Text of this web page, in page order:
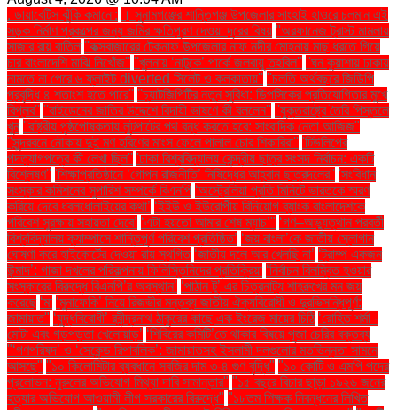
. ডায়াবেটিস ঝুঁকি কমানো:
। সুনামগঞ্জের শান্তিগঞ্জ উপজেলার সাংহাই হাওরে চলমান এই
সড়ক নির্মাণ প্রকল্পের জন্য জমির ক্ষতিপূরণ দেওয়া দূরের বিষয় ''অরফানেজ ট্রাস্ট মামলায়
সাজার রায় বাতিল ''কক্সবাজারের টেকনাফ উপজেলার নাফ নদীর মোহনায় মাছ ধরতে গিয়ে
চার বাংলাদেশি মাঝি নিখোঁজ'' ''খুলনায় ‘নাটুকে’ পার্কে জলবায়ু তহবিল'' ''ঘন কুয়াশায় ঢাকায়
নামতে না পেরে ৬ ফ্লাইট diverted সিলেট ও কলকাতায়'' ''চলতি অর্থবছরে জিডিপি
প্রবৃদ্ধি ৪ শতাংশ হতে পারে'' ''চ্যাটজিপিটির নতুন সুবিধা: ডিপসিকের প্রতিযোগিতার মুখে
বিপ্লব'' ''বাইডেনের জাতির উদ্দেশে বিদায়ী ভাষণে কী বললেন'' ''যুক্তরাষ্ট্রে তৈরি পিস্তলে
খুন ''রাষ্ট্রীয় পৃষ্ঠপোষকতায় লুটপাটের পথ বন্ধ করতে হবে: সাংবাদিক নেতা আজিজ"
''সুন্দরবনে নৌকায় দুই মণ হরিণের মাংস ফেলে পালাল চোর শিকারিরা'' 'টিউলিপের
পদত্যাগপত্রে কী লেখা ছিল'' 'ঢাকা বিশ্ববিদ্যালয় কেন্দ্রীয় ছাত্র সংসদ নির্বাচন: একটি
বিশ্লেষণ'' 'শিক্ষাপ্রতিষ্ঠানে ‘গোপন রাজনীতি’ নিষিদ্ধের আহ্বান ছাত্রদলের'' 'সংবিধান
সংস্কার কমিশনের সুপারিশ সম্পর্কে বিএনপি ‘অস্ট্রেলিয়া প্রতি মিনিটে ভারতকে স্মরণ
করিয়ে দেবে ধবলধোলাইয়ের কথা’ ‘ইইউ ও ইউরোপীয় বিনিয়োগ ব্যাংক বাংলাদেশকে
পরিবেশ সুরক্ষায় সহায়তা দেবে’ ‘এটা হয়তো আমার শেষ ম্যাচ’" ‘গণ–অভ্যুত্থান পরবর্তী
বিশ্ববিদ্যালয় ক্যাম্পাসে শান্তিপূর্ণ পরিবেশ প্রতিষ্ঠিত’ ‘জয় বাংলা’কে জাতীয় স্লোগান
ঘোষণা করে হাইকোর্টের দেওয়া রায় স্থগিত ‘জাতীয় দলে আর খেলছি না’ ‘ট্রাম্প একজন
উন্মাদ’: গাজা দখলের পরিকল্পনায় ফিলিস্তিনিদের প্রতিক্রিয়া ‘নির্বাচন বিলম্বিত হওয়ার
সংস্কারের বিরুদ্ধে বিএনপি’র অবস্থান’ ‘পাঠান টু’ এর চিত্রনাট্য শাহরুখের মন জয়
করেছে ‘মা ‘মুনাফেকি’ নিয়ে রিজভীর মন্তব্য জাতীয় ঐক্যবিরোধী ও দুরভিসন্ধিপূর্ণ:
জামায়াত" ‘যুদ্ধবিরোধী’ রবীন্দ্রনাথ ঠাকুরের কাছে এক ইংরেজ মায়ের চিঠি ‘রোহিত শর্মা -
মোটা এবং গড়পড়তা খেলোয়াড়’ ‘শিবিরের কমিটি’তে থাকার বিষয়ে পূজা চেরির বক্তব্য
"‘গণপরিষদ’ ও ‘সেকেন্ড রিপাবলিক’: জামায়াতসহ ইসলামী দলগুলোর মতভিন্নতা সামনে
আসছে" "১০ কিলোমিটার ব্যবধানে সবজির দাম ৩-৪ গুণ বৃদ্ধি" "১০ কোটি ও এমপি পদের
প্রলোভন: নুরুলের অভিযোগ মিথ্যা দাবি সামান্তার" "১৫ বছরে বিচার ছাড়া ১৯২৬ জনের
হত্যার অভিযোগ আওয়ামী লীগ সরকারের বিরুদ্ধে" "১৮তম শিক্ষক নিবন্ধনের লিখিত